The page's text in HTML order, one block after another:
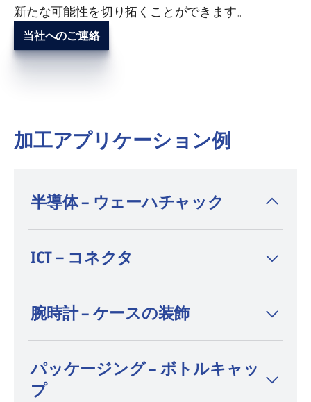
新たな可能性を切り拓くことができます。
当社へのご連絡
加工アプリケーション例
半導体 – ウェーハチャック
- レーザー（種類／出力）：Nano
Flexipulse™ 50 W
- ソフトウェア：LaserCAM™
- 表面平坦度：±3 µm
- 平均加工深さ：0.186 mm
ICT－コネクタ
腕時計 – ケースの装飾
パッケージング – ボトルキャッ
プ